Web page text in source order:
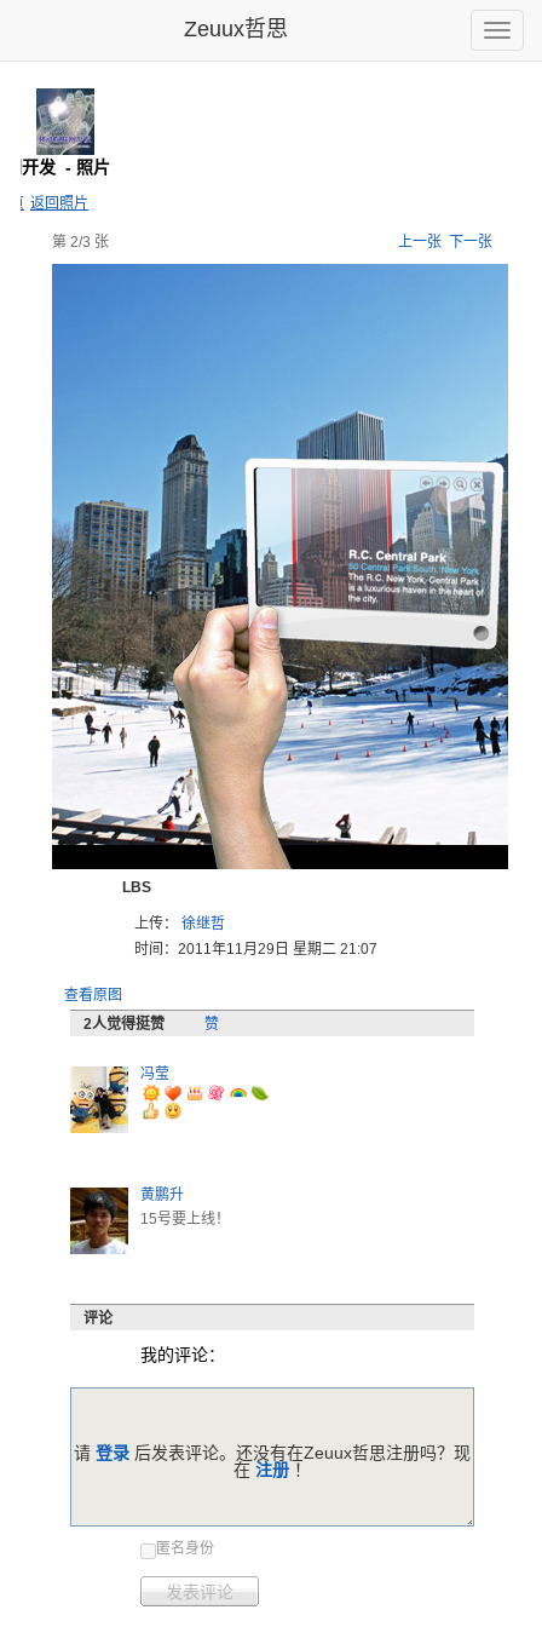
Toggle
Zeuux哲思
网开发 - 照片
页 返回照片
第 2/3 张 上一张 下一张
LBS
上传： 徐继哲
时间：2011年11月29日 星期二 21:07
查看原图
2人觉得挺赞 赞
冯莹
黄鹏升
15号要上线！
评论
我的评论：
匿名身份
发表评论
请 登录 后发表评论。还没有在Zeuux哲思注册吗？现
在 注册 ！